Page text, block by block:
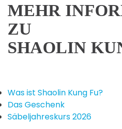
MEHR
ZU
SHAOLIN
Was ist Shaolin Kung Fu?
Das Geschenk
Säbeljahreskurs 2026